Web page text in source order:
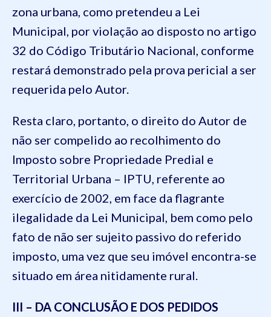
zona urbana, como pretendeu a Lei
Municipal, por violação ao disposto no artigo
32 do Código Tributário Nacional, conforme
restará demonstrado pela prova pericial a ser
requerida pelo Autor.
Resta claro, portanto, o direito do Autor de
não ser compelido ao recolhimento do
Imposto sobre Propriedade Predial e
Territorial Urbana – IPTU, referente ao
exercício de 2002, em face da flagrante
ilegalidade da Lei Municipal, bem como pelo
fato de não ser sujeito passivo do referido
imposto, uma vez que seu imóvel encontra-se
situado em área nitidamente rural.
III – DA CONCLUSÃO E DOS PEDIDOS